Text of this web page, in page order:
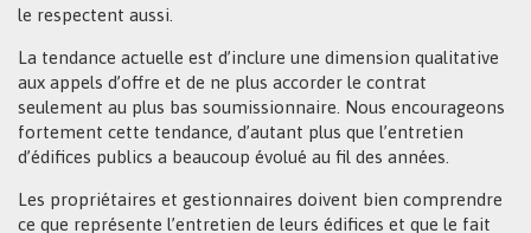
le respectent aussi.
La tendance actuelle est d’inclure une dimension qualitative
aux appels d’offre et de ne plus accorder le contrat
seulement au plus bas soumissionnaire. Nous encourageons
fortement cette tendance, d’autant plus que l’entretien
d’édifices publics a beaucoup évolué au fil des années.
Les propriétaires et gestionnaires doivent bien comprendre
ce que représente l’entretien de leurs édifices et que le fait